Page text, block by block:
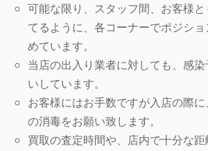
可能な限り、スタッフ間、お客様
てるように、各コーナーでポジシ
めています。
当店の出入り業者に対しても、感
いしています。
お客様にはお手数ですが入店の際
の消毒をお願い致します。
買取の査定時間や、店内で十分な